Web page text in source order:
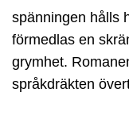
spänningen hålls
förmedlas en
grymhet.
språkdräkten